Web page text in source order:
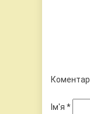
Коментар
Ім'я *